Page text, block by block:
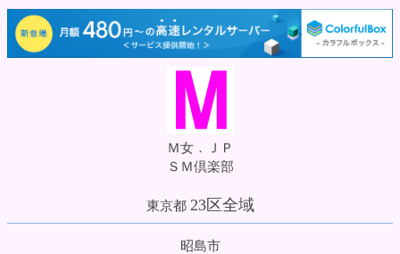
Ｍ女．ＪＰ
ＳＭ倶楽部
東京都 23区全域
昭島市